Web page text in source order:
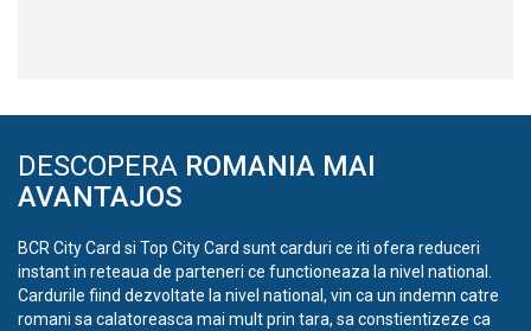
DESCOPERA ROMANIA MAI
AVANTAJOS
BCR City Card si Top City Card sunt carduri ce iti ofera reduceri
instant in reteaua de parteneri ce functioneaza la nivel national.
Cardurile fiind dezvoltate la nivel national, vin ca un indemn catre
romani sa calatoreasca mai mult prin tara, sa constientizeze ca